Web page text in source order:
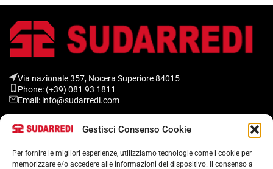
Gestisci Consenso Cookie
Per fornire le migliori esperienze, utilizziamo tecnologie come i cookie per
memorizzare e/o accedere alle informazioni del dispositivo. Il consenso a
Via nazionale 357, Nocera Superiore 84015​
Phone: (+39) 081 93 1811
Email: info@sudarredi.com
SCUOLA
UFFICIO